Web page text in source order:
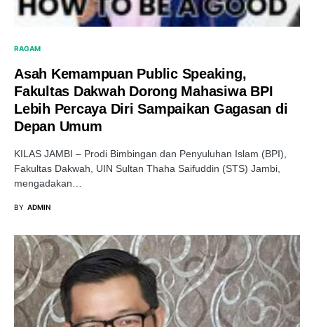
RAGAM
Asah Kemampuan Public Speaking,
Fakultas Dakwah Dorong Mahasiwa BPI
Lebih Percaya Diri Sampaikan Gagasan di
Depan Umum
KILAS JAMBI – Prodi Bimbingan dan Penyuluhan Islam (BPI),
Fakultas Dakwah, UIN Sultan Thaha Saifuddin (STS) Jambi,
mengadakan…
BY ADMIN